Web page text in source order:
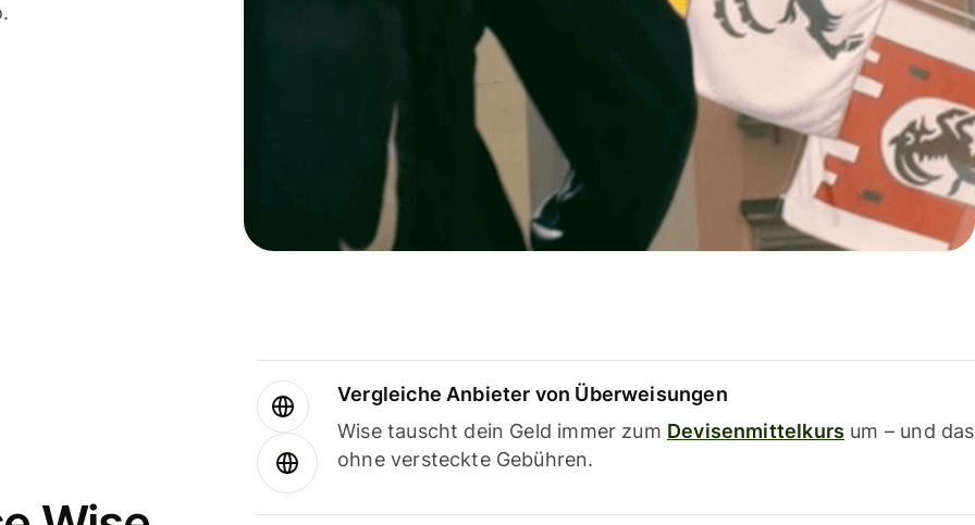
Vergleiche Anbieter von Überweisungen
Wise tauscht dein Geld immer zum Devisenmittelkurs um – und das
ohne versteckte Gebühren.